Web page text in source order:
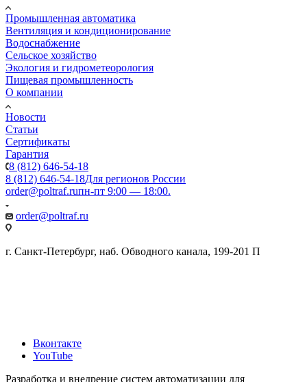
Промышленная автоматика
Вентиляция и кондиционирование
Водоснабжение
Сельское хозяйство
Экология и гидрометеорология
Пищевая промышленность
О компании
Новости
Статьи
Сертификаты
Гарантия
8 (812) 646-54-18
8 (812) 646-54-18Для регионов России
order@poltraf.ruпн-пт 9:00 — 18:00.
order@poltraf.ru
г. Санкт-Петербург, наб. Обводного канала, 199-201 П
Вконтакте
YouTube
Разработка и внедрение систем автоматизации для